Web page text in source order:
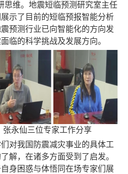
思维。地震短临预测研究室主任
示了目前的短临预报智能分析
预测行业已向智能化的方向发
临的科学挑战及发展方向。
张永仙三位专家工作分享
对我国防震减灾事业的具体工
解，在诸多方面受到了启发。
身困惑与体悟同在场专家们展